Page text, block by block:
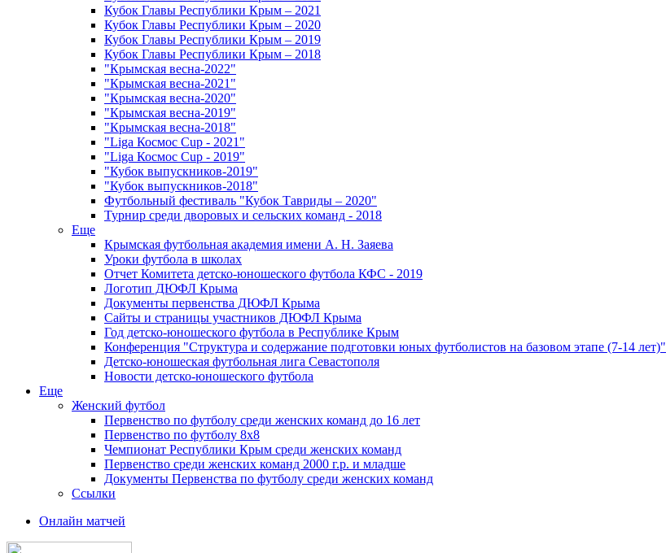
Кубок Главы Республики Крым – 2021
Кубок Главы Республики Крым – 2020
Кубок Главы Республики Крым – 2019
Кубок Главы Республики Крым – 2018
"Крымская весна-2022"
"Крымская весна-2021"
"Крымская весна-2020"
"Крымская весна-2019"
"Крымская весна-2018"
"Liga Космос Cup - 2021"
"Liga Космос Cup - 2019"
"Кубок выпускников-2019"
"Кубок выпускников-2018"
Футбольный фестиваль "Кубок Тавриды – 2020"
Турнир среди дворовых и сельских команд - 2018
Еще
Крымская футбольная академия имени А. Н. Заяева
Уроки футбола в школах
Отчет Комитета детско-юношеского футбола КФС - 2019
Логотип ДЮФЛ Крыма
Документы первенства ДЮФЛ Крыма
Сайты и страницы участников ДЮФЛ Крыма
Год детско-юношеского футбола в Республике Крым
Конференция "Структура и содержание подготовки юных футболистов на базовом этапе (7-14 лет)"
Детско-юношеская футбольная лига Севастополя
Новости детско-юношеского футбола
Еще
Женский футбол
Первенство по футболу среди женских команд до 16 лет
Первенство по футболу 8х8
Чемпионат Республики Крым среди женских команд
Первенство среди женских команд 2000 г.р. и младше
Документы Первенства по футболу среди женских команд
Ссылки
Онлайн матчей